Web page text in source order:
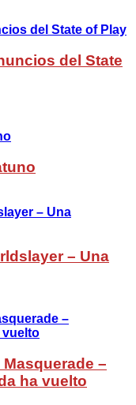
del State
– Una
–
ha vuelto